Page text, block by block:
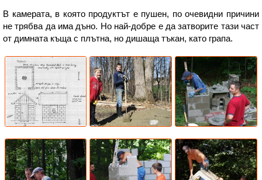
В камерата, в която продуктът е пушен, по очевидни причини
не трябва да има дъно. Но най-добре е да затворите тази част
от димната къща с плътна, но дишаща тъкан, като грапа.